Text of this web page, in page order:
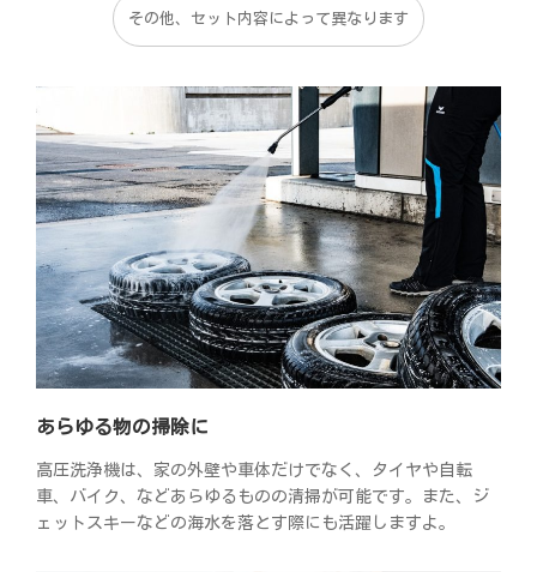
その他、セット内容によって異なります
あらゆる物の掃除に
高圧洗浄機は、家の外壁や車体だけでなく、タイヤや自転
車、バイク、などあらゆるものの清掃が可能です。また、ジ
ェットスキーなどの海水を落とす際にも活躍しますよ。